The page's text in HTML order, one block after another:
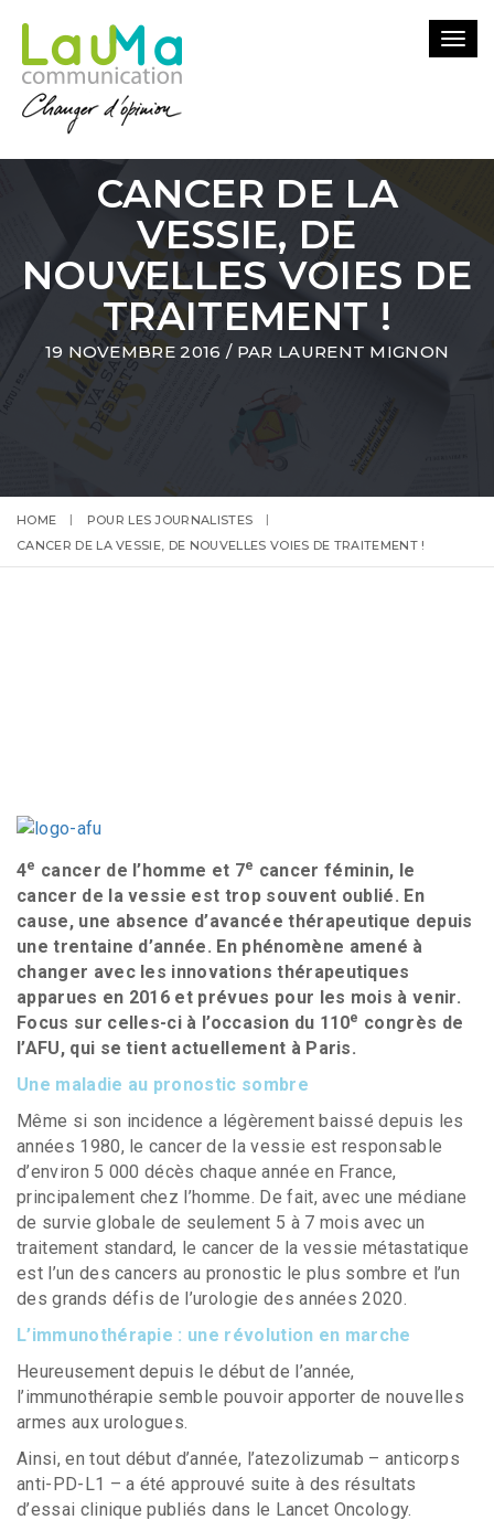
CANCER DE LA
VESSIE, DE
NOUVELLES VOIES DE
TRAITEMENT !
19 NOVEMBRE 2016 / PAR LAURENT MIGNON
HOME
POUR LES JOURNALISTES
CANCER DE LA VESSIE, DE NOUVELLES VOIES DE TRAITEMENT !
4e cancer de l’homme et 7e cancer féminin, le
cancer de la vessie est trop souvent oublié. En
cause, une absence d’avancée thérapeutique depuis
une trentaine d’année. En phénomène amené à
changer avec les innovations thérapeutiques
apparues en 2016 et prévues pour les mois à venir.
Focus sur celles-ci à l’occasion du 110e congrès de
l’AFU, qui se tient actuellement à Paris.
Une maladie au pronostic sombre
Même si son incidence a légèrement baissé depuis les
années 1980, le cancer de la vessie est responsable
d’environ 5 000 décès chaque année en France,
principalement chez l’homme. De fait, avec une médiane
de survie globale de seulement 5 à 7 mois avec un
traitement standard, le cancer de la vessie métastatique
est l’un des cancers au pronostic le plus sombre et l’un
des grands défis de l’urologie des années 2020.
L’immunothérapie : une révolution en marche
Heureusement depuis le début de l’année,
l’immunothérapie semble pouvoir apporter de nouvelles
armes aux urologues.
Ainsi, en tout début d’année, l’atezolizumab – anticorps
anti-PD-L1 – a été approuvé suite à des résultats
d’essai clinique publiés dans le Lancet Oncology.